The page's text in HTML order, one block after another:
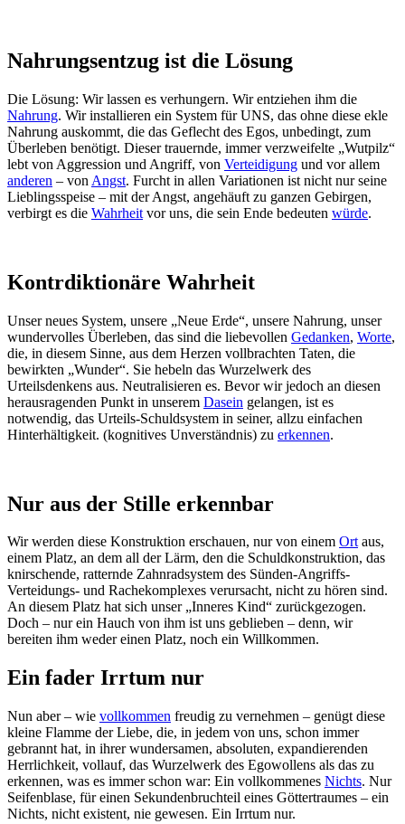
Nahrungsentzug ist die Lösung
Die Lösung: Wir lassen es verhungern. Wir entziehen ihm die
Nahrung. Wir installieren ein System für UNS, das ohne diese ekle
Nahrung auskommt, die das Geflecht des Egos, unbedingt, zum
Überleben benötigt. Dieser trauernde, immer verzweifelte „Wutpilz“
lebt von Aggression und Angriff, von Verteidigung und vor allem
anderen – von Angst. Furcht in allen Variationen ist nicht nur seine
Lieblingsspeise – mit der Angst, angehäuft zu ganzen Gebirgen,
verbirgt es die Wahrheit vor uns, die sein Ende bedeuten würde.
Kontrdiktionäre Wahrheit
Unser neues System, unsere „Neue Erde“, unsere Nahrung, unser
wundervolles Überleben, das sind die liebevollen Gedanken, Worte,
die, in diesem Sinne, aus dem Herzen vollbrachten Taten, die
bewirkten „Wunder“. Sie hebeln das Wurzelwerk des
Urteilsdenkens aus. Neutralisieren es. Bevor wir jedoch an diesen
herausragenden Punkt in unserem Dasein gelangen, ist es
notwendig, das Urteils-Schuldsystem in seiner, allzu einfachen
Hinterhältigkeit. (kognitives Unverständnis) zu erkennen.
Nur aus der Stille erkennbar
Wir werden diese Konstruktion erschauen, nur von einem Ortaus,
einem Platz, an dem all der Lärm, den die Schuldkonstruktion, das
knirschende, ratternde Zahnradsystem des Sünden-Angriffs-
Verteidungs- und Rachekomplexes verursacht, nicht zu hören sind.
An diesem Platz hat sich unser „Inneres Kind“ zurückgezogen.
Doch – nur ein Hauch von ihm ist uns geblieben – denn, wir
bereiten ihm weder einen Platz, noch ein Willkommen.
Ein fader Irrtum nur
Nun aber – wie vollkommen freudig zu vernehmen – genügt diese
kleine Flamme der Liebe, die, in jedem von uns, schon immer
gebrannt hat, in ihrer wundersamen, absoluten, expandierenden
Herrlichkeit, vollauf, das Wurzelwerk des Egowollens als das zu
erkennen, was es immer schon war: Ein vollkommenes Nichts. Nur
Seifenblase, für einen Sekundenbruchteil eines Göttertraumes – ein
Nichts, nicht existent, nie gewesen. Ein Irrtum nur.